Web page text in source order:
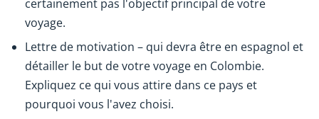
certainement pas l'objectif principal de votre
voyage.
Lettre de motivation – qui devra être en espagnol et
détailler le but de votre voyage en Colombie.
Expliquez ce qui vous attire dans ce pays et
pourquoi vous l'avez choisi.